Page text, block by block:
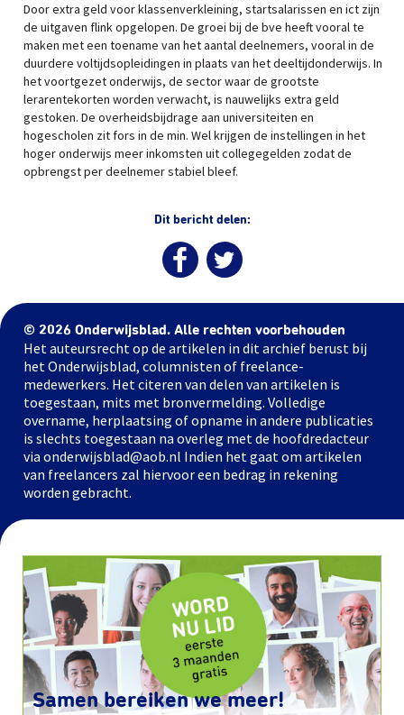
Door extra geld voor klassenverkleining, startsalarissen en ict zijn
de uitgaven flink opgelopen. De groei bij de bve heeft vooral te
maken met een toename van het aantal deelnemers, vooral in de
duurdere voltijdsopleidingen in plaats van het deeltijdonderwijs. In
het voortgezet onderwijs, de sector waar de grootste
lerarentekorten worden verwacht, is nauwelijks extra geld
gestoken. De overheidsbijdrage aan universiteiten en
hogescholen zit fors in de min. Wel krijgen de instellingen in het
hoger onderwijs meer inkomsten uit collegegelden zodat de
opbrengst per deelnemer stabiel bleef.
Dit bericht delen:
© 2026 Onderwijsblad. Alle rechten voorbehouden
Het auteursrecht op de artikelen in dit archief berust bij
het Onderwijsblad, columnisten of freelance-
medewerkers. Het citeren van delen van artikelen is
toegestaan, mits met bronvermelding. Volledige
overname, herplaatsing of opname in andere publicaties
is slechts toegestaan na overleg met de hoofdredacteur
via onderwijsblad@aob.nl Indien het gaat om artikelen
van freelancers zal hiervoor een bedrag in rekening
worden gebracht.
Samen bereiken we meer!